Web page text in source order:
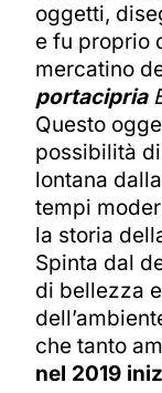
oggetti,
e fu proprio
mercatino
portacipria
Questo
possibilità
lontana
tempi
la storia
Spinta dal
di bellezza
che tanto
nel 2019